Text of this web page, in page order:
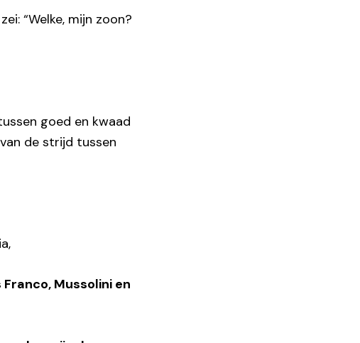
“Welke, mijn zoon?
goed en kwaad
de strijd tussen
Mussolini en